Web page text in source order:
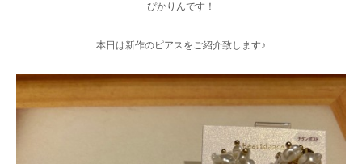
ぴかりんです！
本日は新作のピアスをご紹介致します♪